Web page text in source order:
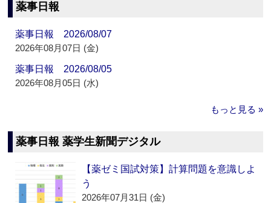
薬事日報
薬事日報 2026/08/07
2026年08月07日 (金)
薬事日報 2026/08/05
2026年08月05日 (水)
もっと見る »
薬事日報 薬学生新聞デジタル
【薬ゼミ国試対策】計算問題を意識しよ
う
2026年07月31日 (金)